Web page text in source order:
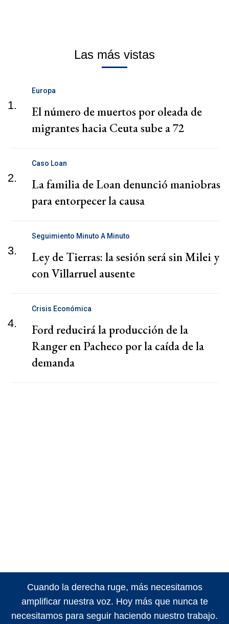
Las más vistas
1.
Europa
El número de muertos por oleada de
migrantes hacia Ceuta sube a 72
2.
Caso Loan
La familia de Loan denunció maniobras
para entorpecer la causa
3.
Seguimiento Minuto A Minuto
Ley de Tierras: la sesión será sin Milei y
con Villarruel ausente
4.
Crisis Económica
Ford reducirá la producción de la
Ranger en Pacheco por la caída de la
demanda
Cuando la derecha ruge, más necesitamos
amplificar nuestra voz. Hoy más que nunca te
necesitamos para seguir haciendo nuestro trabajo.